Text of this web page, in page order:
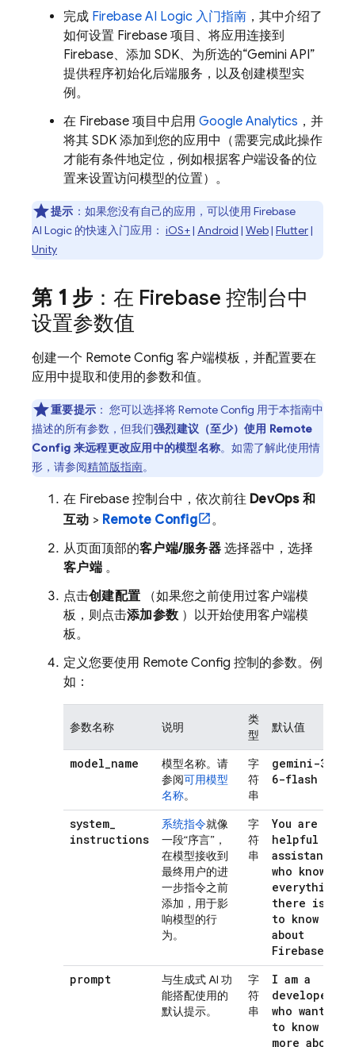
完成 Firebase AI Logic 入门指南 ，其中介绍了
如何设置 Firebase 项目、将应用连接到
Firebase、添加 SDK、为所选的“Gemini API”
提供程序初始化后端服务，以及创建模型实
例。
在 Firebase 项目中启用 Google Analytics ，并
将其 SDK 添加到您的应用中（需要完成此操作
才能有条件地定位，例如根据客户端设备的位
置来设置访问模型的位置）。
提示 ：如果您没有自己的应用，可以使用 Firebase
AI Logic 的快速入门应用： iOS+| Android | Web| Flutter|
Unity
第 1 步 ：在 Firebase 控制台中
设置参数值
创建一个 Remote Config 客户端模板，并配置要在
应用中提取和使用的参数和值。
重要提示 ： 您可以选择将Remote Config 用于本指南中
描述的所有参数，但我们强烈建议（至少）使用 Remote
Config 来远程更改应用中的模型名称。如需了解此使用情
形，请参阅精简版指南。
在 Firebase 控制台中，依次前往 DevOps 和
互动 > Remote Config
。
从页面顶部的客户端/服务器选择器中，选择
客户端。
点击创建配置 （如果您之前使用过客户端模
板，则点击添加参数）以开始使用客户端模
板。
定义您要使用 Remote Config 控制的参数。例
如：
参数名称 说明
类
型
默认值
model_name
模型名称。请
参阅可用模型
名称。
字
符
串
gemini-3
6-flash
system_
instructions
系统指令就像
一段“序言”，
在模型接收到
最终用户的进
一步指令之前
添加，用于影
响模型的行
为。
字
符
串
You are a
helpful
assistant
who knows
everything
there is
to know
about
Firebase!
prompt
与生成式 AI 功
能搭配使用的
默认提示。
字
符
串
I am a
developer
who wants
to know
more about